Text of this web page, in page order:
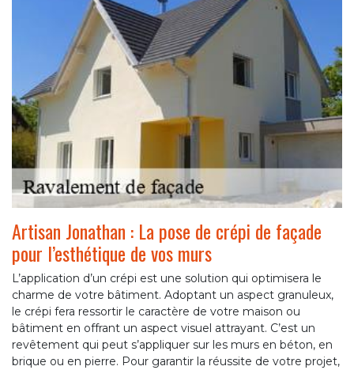
Artisan Jonathan : La pose de crépi de façade
pour l’esthétique de vos murs
L’application d’un crépi est une solution qui optimisera le
charme de votre bâtiment. Adoptant un aspect granuleux,
le crépi fera ressortir le caractère de votre maison ou
bâtiment en offrant un aspect visuel attrayant. C’est un
revêtement qui peut s’appliquer sur les murs en béton, en
brique ou en pierre. Pour garantir la réussite de votre projet,